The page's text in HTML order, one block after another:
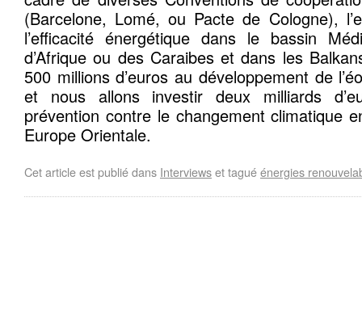
(Barcelone, Lomé, ou Pacte de Cologne),
l’efficacité énergétique dans le bassin
d’Afrique ou des Caraibes et dans les
500 millions d’euros au développement de
et nous allons investir deux milliards
prévention contre le changement climatique
Europe Orientale.
Cet article est publié dans Interviewset taguéénergies